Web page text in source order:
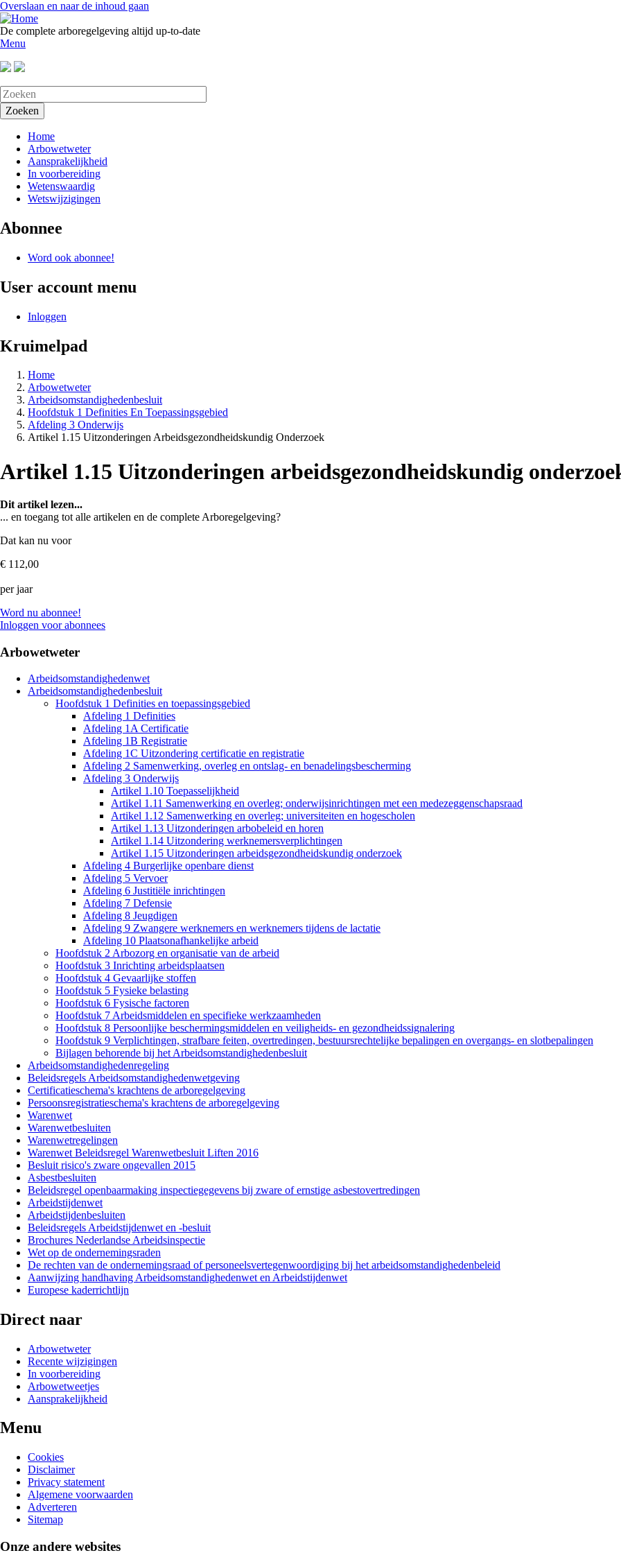
Overslaan en naar de inhoud gaan
De complete arboregelgeving altijd up-to-date
Menu
Home
Arbowetweter
Aansprakelijkheid
In voorbereiding
Wetenswaardig
Wetswijzigingen
Abonnee
Word ook abonnee!
User account menu
Inloggen
Kruimelpad
Home
Arbowetweter
Arbeidsomstandighedenbesluit
Hoofdstuk 1 Definities En Toepassingsgebied
Afdeling 3 Onderwijs
Artikel 1.15 Uitzonderingen Arbeidsgezondheidskundig Onderzoek
Artikel 1.15 Uitzonderingen arbeidsgezondheidskundig
Dit artikel lezen...
... en toegang tot alle artikelen en de complete Arboregelgeving?
Dat kan nu voor
€ 112,00
per jaar
Word nu abonnee!
Inloggen voor abonnees
Arbowetweter
Arbeidsomstandighedenwet
Arbeidsomstandighedenbesluit
Hoofdstuk 1 Definities en toepassingsgebied
Afdeling 1 Definities
Afdeling 1A Certificatie
Afdeling 1B Registratie
Afdeling 1C Uitzondering certificatie en registratie
Afdeling 2 Samenwerking, overleg en ontslag- en benadelingsbescherming
Afdeling 3 Onderwijs
Artikel 1.10 Toepasselijkheid
Artikel 1.11 Samenwerking en overleg; onderwijsinrichtingen met een medezeggenschapsraad
Artikel 1.12 Samenwerking en overleg; universiteiten en hogescholen
Artikel 1.13 Uitzonderingen arbobeleid en horen
Artikel 1.14 Uitzondering werknemersverplichtingen
Artikel 1.15 Uitzonderingen arbeidsgezondheidskundig onderzoek
Afdeling 4 Burgerlijke openbare dienst
Afdeling 5 Vervoer
Afdeling 6 Justitiële inrichtingen
Afdeling 7 Defensie
Afdeling 8 Jeugdigen
Afdeling 9 Zwangere werknemers en werknemers tijdens de lactatie
Afdeling 10 Plaatsonafhankelijke arbeid
Hoofdstuk 2 Arbozorg en organisatie van de arbeid
Hoofdstuk 3 Inrichting arbeidsplaatsen
Hoofdstuk 4 Gevaarlijke stoffen
Hoofdstuk 5 Fysieke belasting
Hoofdstuk 6 Fysische factoren
Hoofdstuk 7 Arbeidsmiddelen en specifieke werkzaamheden
Hoofdstuk 8 Persoonlijke beschermingsmiddelen en veiligheids- en gezondheidssignalering
Hoofdstuk 9 Verplichtingen, strafbare feiten, overtredingen, bestuursrechtelijke bepalingen en overgangs- en slotbepalingen
Bijlagen behorende bij het Arbeidsomstandighedenbesluit
Arbeidsomstandighedenregeling
Beleidsregels Arbeidsomstandighedenwetgeving
Certificatieschema's krachtens de arboregelgeving
Persoonsregistratieschema's krachtens de arboregelgeving
Warenwet
Warenwetbesluiten
Warenwetregelingen
Warenwet Beleidsregel Warenwetbesluit Liften 2016
Besluit risico's zware ongevallen 2015
Asbestbesluiten
Beleidsregel openbaarmaking inspectiegegevens bij zware of ernstige asbestovertredingen
Arbeidstijdenwet
Arbeidstijdenbesluiten
Beleidsregels Arbeidstijdenwet en -besluit
Brochures Nederlandse Arbeidsinspectie
Wet op de ondernemingsraden
De rechten van de ondernemingsraad of personeelsvertegenwoordiging bij het arbeidsomstandighedenbeleid
Aanwijzing handhaving Arbeidsomstandighedenwet en Arbeidstijdenwet
Europese kaderrichtlijn
Direct naar
Arbowetweter
Recente wijzigingen
In voorbereiding
Arbowetweetjes
Aansprakelijkheid
Menu
Cookies
Disclaimer
Privacy statement
Algemene voorwaarden
Adverteren
Sitemap
Onze andere websites